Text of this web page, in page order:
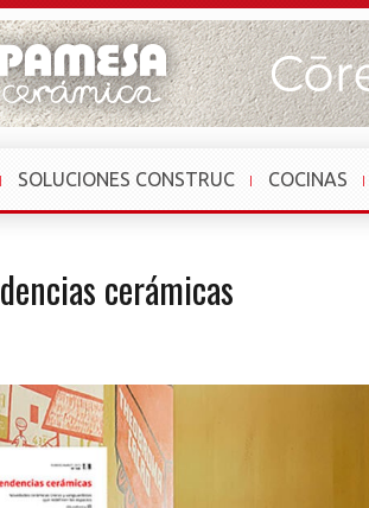
SOLUCIONES CONSTRUC COCINAS
cerámicas